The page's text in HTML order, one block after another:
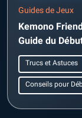
Guides de Jeux
Kemono
Guide du
Trucs et Astuces
Conseils pour